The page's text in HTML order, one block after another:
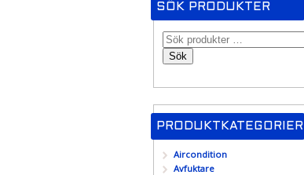
SÖK PRODUKTER
Sök
PRODUKTKATEGORIER
Aircondition
Avfuktare